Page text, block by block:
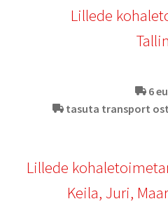
Lillede
6
tasuta transport
Lillede
Keila, Juri,